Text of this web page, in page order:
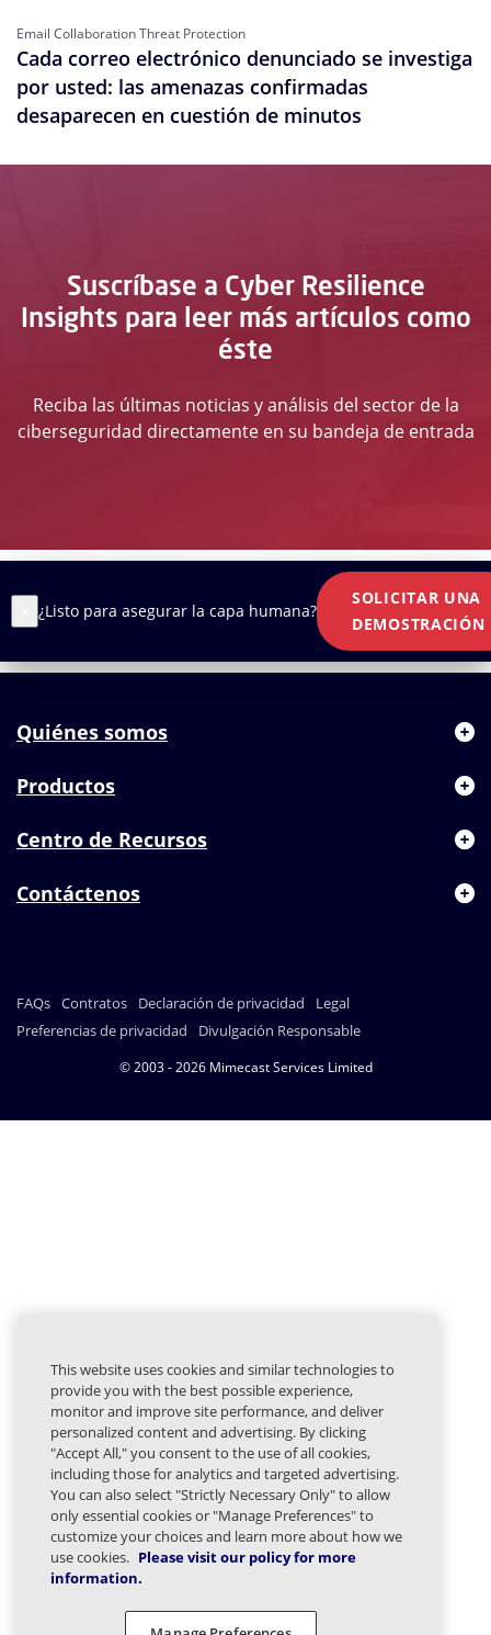
Email Collaboration Threat Protection
Cada correo electrónico denunciado se investiga
por usted: las amenazas confirmadas
desaparecen en cuestión de minutos
Suscríbase a Cyber Resilience
Insights para leer más artículos como
éste
Reciba las últimas noticias y análisis del sector de la
ciberseguridad directamente en su bandeja de entrada
¿Listo para asegurar la capa humana?
SOLICITAR UNA
DEMOSTRACIÓN
Quiénes somos
Productos
Centro de Recursos
Contáctenos
FAQs Contratos Declaración de privacidad
Legal
Preferencias de privacidad
Divulgación Responsable
© 2003 - 2026 Mimecast Services Limited
This website uses cookies and similar technologies to
provide you with the best possible experience,
monitor and improve site performance, and deliver
personalized content and advertising. By clicking
"Accept All," you consent to the use of all cookies,
including those for analytics and targeted advertising.
You can also select "Strictly Necessary Only" to allow
only essential cookies or "Manage Preferences" to
customize your choices and learn more about how we
use cookies. Please visit our policy for more
information.